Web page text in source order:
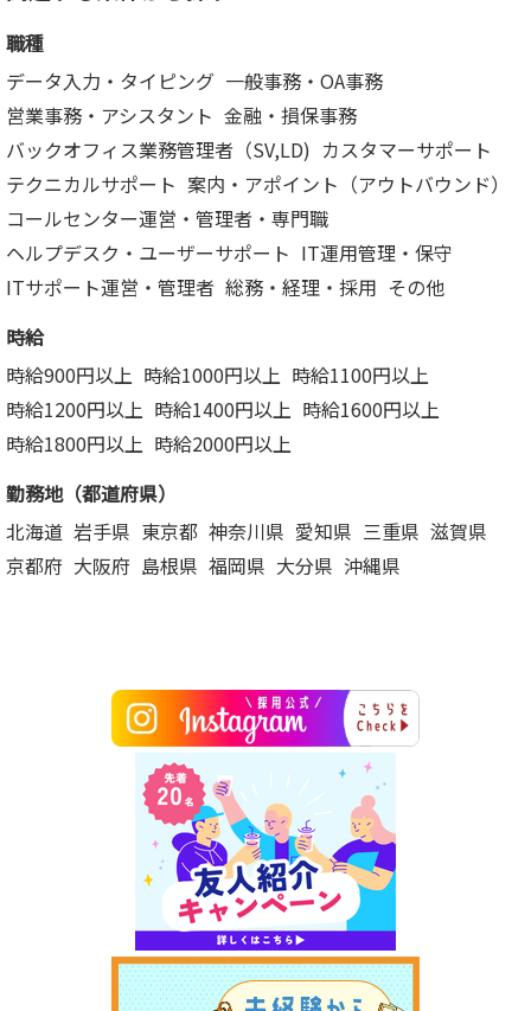
職種
データ入力・タイピング 一般事務・OA事務
営業事務・アシスタント 金融・損保事務
バックオフィス業務管理者（SV,LD) カスタマーサポート
テクニカルサポート 案内・アポイント（アウトバウンド）
コールセンター運営・管理者・専門職
ヘルプデスク・ユーザーサポート IT運用管理・保守
ITサポート運営・管理者 総務・経理・採用 その他
時給
時給900円以上 時給1000円以上 時給1100円以上
時給1200円以上 時給1400円以上 時給1600円以上
時給1800円以上 時給2000円以上
勤務地（都道府県）
北海道 岩手県 東京都 神奈川県 愛知県 三重県 滋賀県
京都府 大阪府 島根県 福岡県 大分県 沖縄県